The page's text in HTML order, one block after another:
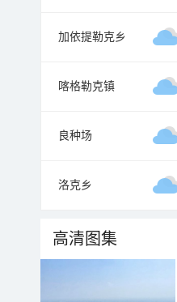
加依提勒克乡
喀格勒克镇
良种场
洛克乡
高清图集